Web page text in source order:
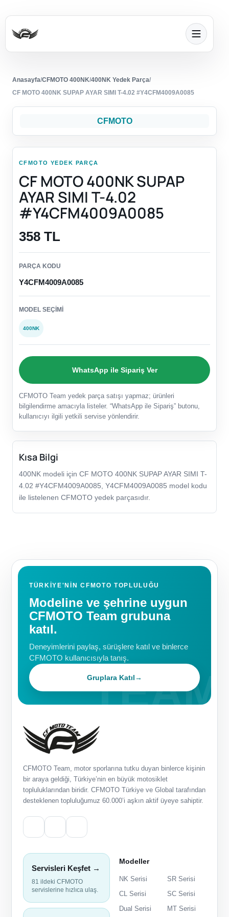
Anasayfa/CFMOTO 400NK/400NK Yedek Parça/
CF MOTO 400NK SUPAP AYAR SIMI T-4.02 #Y4CFM4009A0085
CFMOTO
CFMOTO YEDEK PARÇA
CF MOTO 400NK SUPAP
AYAR SIMI T-4.02
#Y4CFM4009A0085
358 TL
PARÇA KODU
Y4CFM4009A0085
MODEL SEÇIMI
400NK
WhatsApp ile Sipariş Ver
CFMOTO Team yedek parça satışı yapmaz; ürünleri
bilgilendirme amacıyla listeler. “WhatsApp ile Sipariş” butonu,
kullanıcıyı ilgili yetkili servise yönlendirir.
Kısa Bilgi
400NK modeli için CF MOTO 400NK SUPAP AYAR SIMI T-
4.02 #Y4CFM4009A0085, Y4CFM4009A0085 model kodu
ile listelenen CFMOTO yedek parçasıdır.
TÜRKIYE'NIN CFMOTO TOPLULUĞU
Modeline ve şehrine uygun
CFMOTO Team grubuna
katıl.
Deneyimlerini paylaş, sürüşlere katıl ve binlerce
CFMOTO kullanıcısıyla tanış.
Gruplara Katıl→
CFMOTO Team, motor sporlarına tutku duyan binlerce kişinin
bir araya geldiği, Türkiye’nin en büyük motosiklet
topluluklarından biridir. CFMOTO Türkiye ve Global tarafından
desteklenen topluluğumuz 60.000’i aşkın aktif üyeye sahiptir.
Servisleri Keşfet →
81 ildeki CFMOTO
servislerine hızlıca ulaş.
Modeller
NK Serisi
SR Serisi
CL Serisi
SC Serisi
Dual Serisi
MT Serisi